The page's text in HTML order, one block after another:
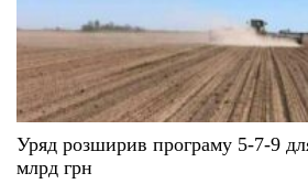
Уряд розширив програму 5-7-9
млрд грн